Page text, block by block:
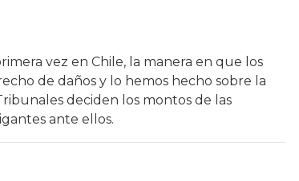
vez en Chile, la manera en que los
de daños y lo hemos hecho sobre la
deciden los montos de las
ante ellos.